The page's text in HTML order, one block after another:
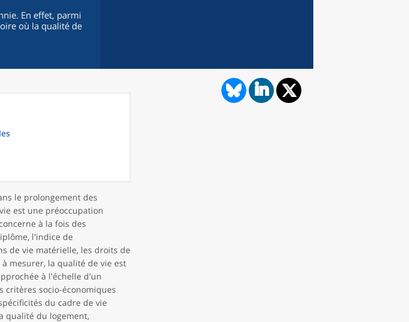
En effet, parmi
où la qualité de
le prolongement des
est une préoccupation
à la fois des
l'indice de
de vie matérielle, les droits de
mesurer, la qualité de vie est
à l'échelle d'un
socio-économiques
du cadre de vie
qualité du logement,